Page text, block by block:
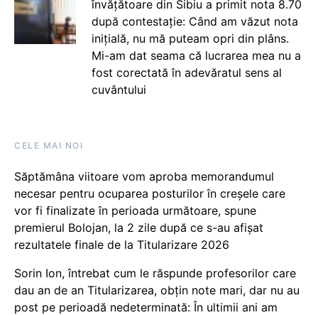
învățătoare din Sibiu a primit nota 8.70
după contestație: Când am văzut nota
inițială, nu mă puteam opri din plâns.
Mi-am dat seama că lucrarea mea nu a
fost corectată în adevăratul sens al
cuvântului
CELE MAI NOI
Săptămâna viitoare vom aproba memorandumul
necesar pentru ocuparea posturilor în creșele care
vor fi finalizate în perioada următoare, spune
premierul Bolojan, la 2 zile după ce s-au afișat
rezultatele finale de la Titularizare 2026
Sorin Ion, întrebat cum le răspunde profesorilor care
dau an de an Titularizarea, obțin note mari, dar nu au
post pe perioadă nedeterminată: În ultimii ani am